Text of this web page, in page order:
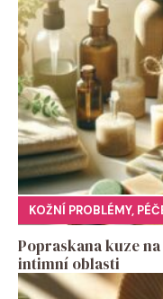
KOŽNÍ PROBLÉMY,
Popraskana kuze
intimní oblasti